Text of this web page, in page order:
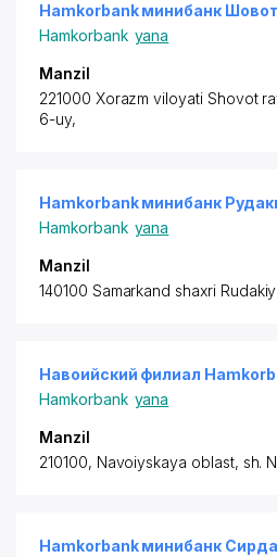
Hamkorbank минибанк Шовот
Hamkorbank yana
Manzil
221000 Xorazm viloyati Shovot
6-uy,
Hamkorbank минибанк
Hamkorbank yana
Manzil
140100 Samarkand shaxri
Навоийский филиал
Hamkorbank yana
Manzil
210100, Navoiyskaya oblast, sh.
Hamkorbank минибанк